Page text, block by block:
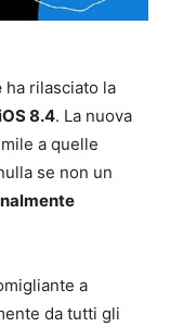
ha rilasciato la
8.4. La nuova
a quelle
se non un
a
da tutti gli